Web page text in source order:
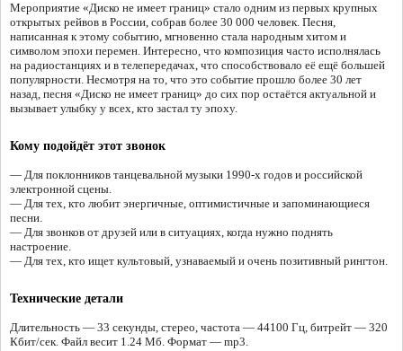
Мероприятие «Диско не имеет границ» стало одним из первых крупных
открытых рейвов в России, собрав более 30 000 человек. Песня,
написанная к этому событию, мгновенно стала народным хитом и
символом эпохи перемен. Интересно, что композиция часто исполнялась
на радиостанциях и в телепередачах, что способствовало её ещё большей
популярности. Несмотря на то, что это событие прошло более 30 лет
назад, песня «Диско не имеет границ» до сих пор остаётся актуальной и
вызывает улыбку у всех, кто застал ту эпоху.
Кому подойдёт этот звонок
— Для поклонников танцевальной музыки 1990-х годов и российской
электронной сцены.
— Для тех, кто любит энергичные, оптимистичные и запоминающиеся
песни.
— Для звонков от друзей или в ситуациях, когда нужно поднять
настроение.
— Для тех, кто ищет культовый, узнаваемый и очень позитивный рингтон.
Технические детали
Длительность — 33 секунды, стерео, частота — 44100 Гц, битрейт — 320
Кбит/сек. Файл весит 1.24 Мб. Формат — mp3.